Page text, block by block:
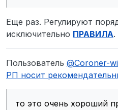
Еще раз. Регулируют
исключительно ПРАВИЛА.
Пользователь @Coroner-
РП носит
то это очень хороший